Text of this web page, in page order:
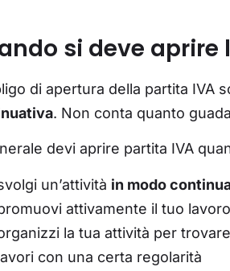
si deve
di apertura della partita IVA
. Non conta quanto
devi aprire partita IVA
un’attività in modo
attivamente il tuo lavoro
la tua attività per
con una certa regolarità